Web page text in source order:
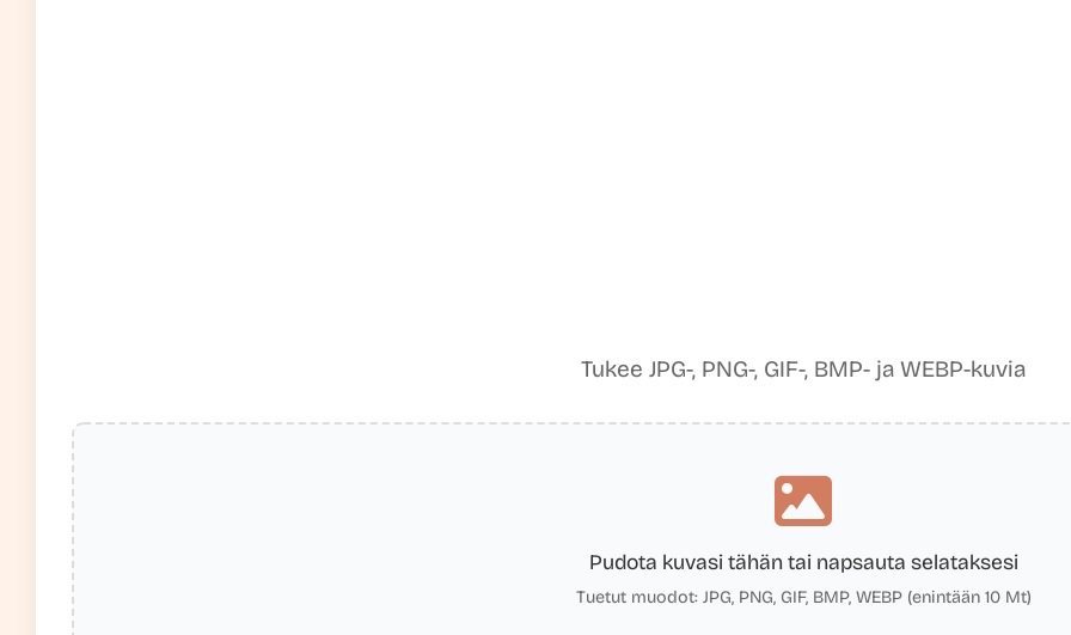
Tukee JPG-, PNG-, GIF-, BMP- ja WEBP-kuvia
Pudota kuvasi tähän tai napsauta selataksesi
Tuetut muodot: JPG, PNG, GIF, BMP, WEBP (enintään 10 Mt)